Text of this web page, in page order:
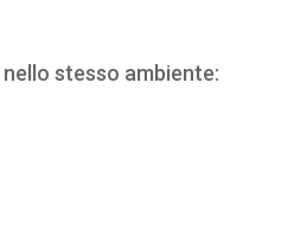
stesso ambiente: